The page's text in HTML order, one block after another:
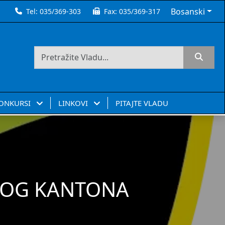
Tel:035/369-303 Fax:035/369-317 Bosanski
LINKOVI PITAJTE VLADU
KANTONA